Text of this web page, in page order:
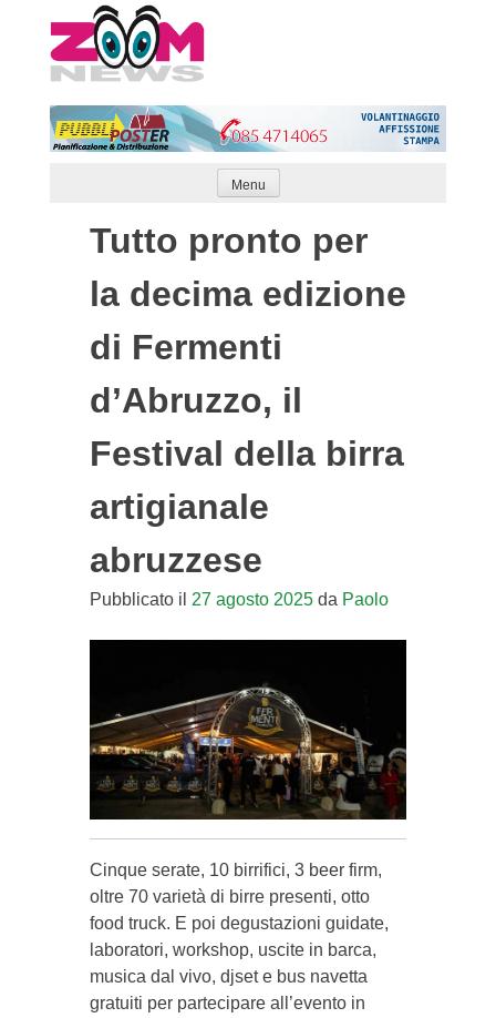
to
content
Menu
Tutto pronto per
la decima edizione
di Fermenti
d’Abruzzo, il
Festival della birra
artigianale
abruzzese
Pubblicato il 27 agosto 2025da Paolo
Cinque serate, 10 birrifici, 3 beer firm,
oltre 70 varietà di birre presenti, otto
food truck. E poi degustazioni guidate,
laboratori, workshop, uscite in barca,
musica dal vivo, djset e bus navetta
gratuiti per partecipare all’evento in